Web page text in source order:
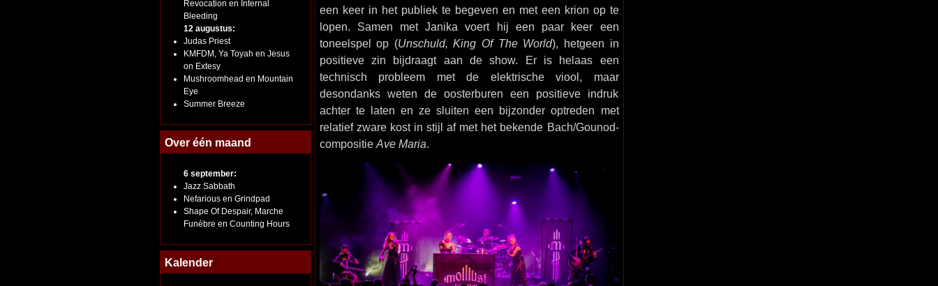
Revocation en Internal
Bleeding
12 augustus:
Judas Priest
KMFDM, Ya Toyah en Jesus
on Extesy
Mushroomhead en Mountain
Eye
Summer Breeze
Over één maand
6 september:
Jazz Sabbath
Nefarious en Grindpad
Shape Of Despair, Marche
Funèbre en Counting Hours
Kalender
een keer in het publiek te begeven en met een krion op te
lopen. Samen met Janika voert hij een paar keer een
toneelspel op (Unschuld, King Of The World), hetgeen in
positieve zin bijdraagt aan de show. Er is helaas een
technisch probleem met de elektrische viool, maar
desondanks weten de oosterburen een positieve indruk
achter te laten en ze sluiten een bijzonder optreden met
relatief zware kost in stijl af met het bekende Bach/Gounod-
compositie Ave Maria.